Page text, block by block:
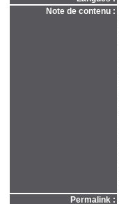
Note de contenu :
Permalink :